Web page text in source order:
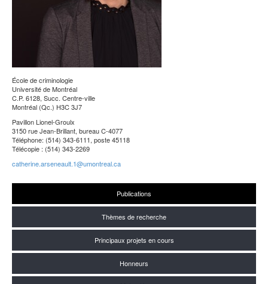
École de criminologie
Université de Montréal
C.P. 6128, Succ. Centre-ville
Montréal (Qc.) H3C 3J7
Pavillon Lionel-Groulx
3150 rue Jean-Brillant, bureau C-4077
Téléphone: (514) 343-6111, poste 45118
Télécopie : (514) 343-2269
catherine.arseneault.1@umontreal.ca
Publications
Thèmes de recherche
Principaux projets en cours
Honneurs